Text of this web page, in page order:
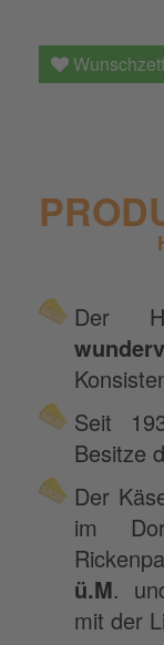
Der
Seit
Besitze
Der
im
ü.M.
mit der